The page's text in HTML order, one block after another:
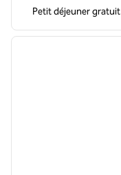
Petit déjeuner gratuit
1 sur 12